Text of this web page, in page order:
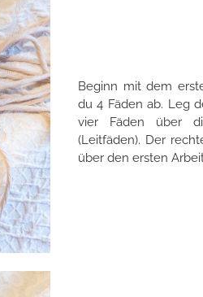
Beginn mit dem
du 4 Fäden ab. Leg
vier Fäden über
(Leitfäden). Der
über den ersten